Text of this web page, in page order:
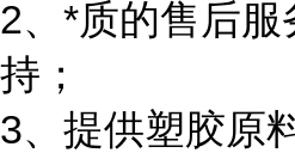
2、*质的售后服
持；
3、提供塑胶原